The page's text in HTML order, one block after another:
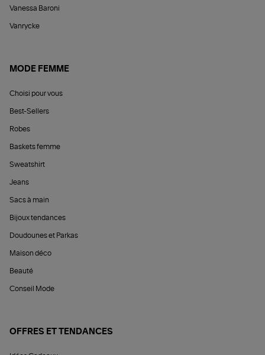
Vanessa Baroni
Vanrycke
MODE FEMME
Choisi pour vous
Best-Sellers
Robes
Baskets femme
Sweatshirt
Jeans
Sacs à main
Bijoux tendances
Doudounes et Parkas
Maison déco
Beauté
Conseil Mode
OFFRES ET TENDANCES